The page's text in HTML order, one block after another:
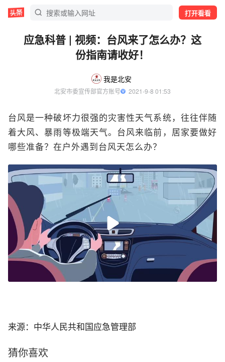
打开看看
应急科普 | 视频：台风来了怎么办？这
份指南请收好！
我是北安
北安市委宣传部官方账号
  2021-9-8 01:53
台风是一种破坏力很强的灾害性天气系统，往往伴随
着大风、暴雨等极端天气。台风来临前，居家要做好
哪些准备？在户外遇到台风天怎么办？
来源：中华人民共和国应急管理部
猜你喜欢